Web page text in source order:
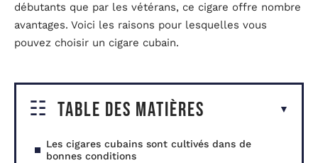
débutants que par les vétérans, ce cigare offre nombre
avantages. Voici les raisons pour lesquelles vous
pouvez choisir un cigare cubain.
Table des matières
Les cigares cubains sont cultivés dans de
bonnes conditions